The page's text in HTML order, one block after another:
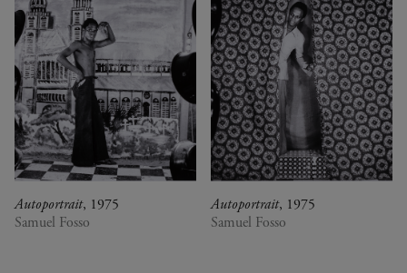
Autoportrait, 1975
Samuel Fosso
Autoportrait, 1975
Samuel Fosso